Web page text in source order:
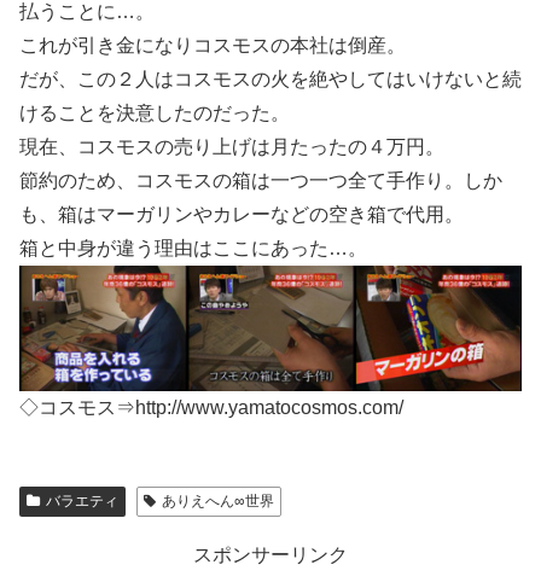
払うことに…。
これが引き金になりコスモスの本社は倒産。
だが、この２人はコスモスの火を絶やしてはいけないと続
けることを決意したのだった。
現在、コスモスの売り上げは月たったの４万円。
節約のため、コスモスの箱は一つ一つ全て手作り。しか
も、箱はマーガリンやカレーなどの空き箱で代用。
箱と中身が違う理由はここにあった…。
◇コスモス⇒http://www.yamatocosmos.com/
バラエティ ありえへん∞世界
スポンサーリンク